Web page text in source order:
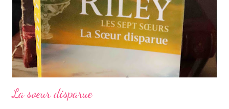
La soeur disparue